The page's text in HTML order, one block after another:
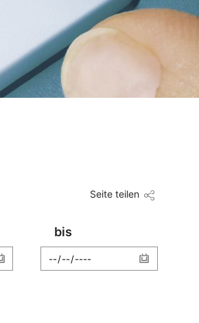
Seite teilen
bis